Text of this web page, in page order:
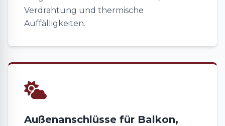
Verdrahtung und thermische
Auffälligkeiten.
Außenanschlüsse für Balkon,